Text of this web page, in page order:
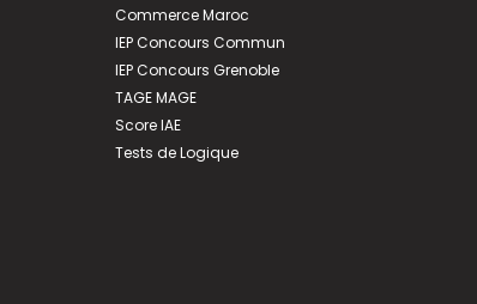
Commerce Maroc
IEP Concours Commun
IEP Concours Grenoble
TAGE MAGE
Score IAE
Tests de Logique